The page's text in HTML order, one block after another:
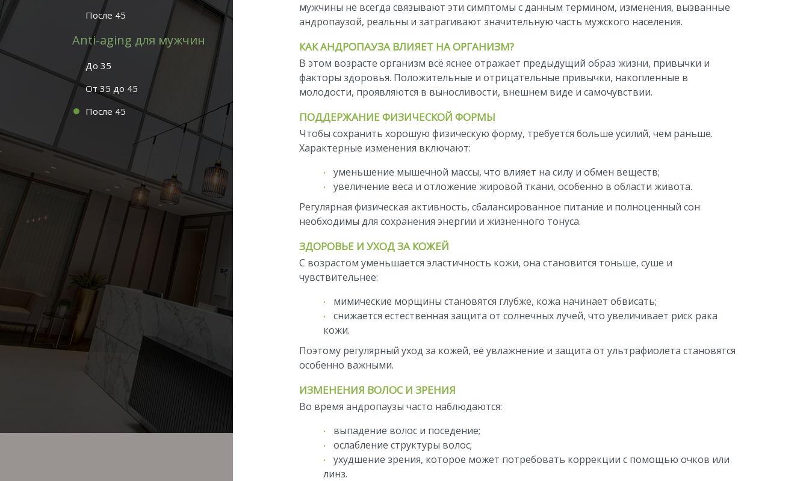
После 45
Anti-aging для мужчин
До 35
От 35 до 45
После 45
мужчины не всегда связывают эти симптомы с данным термином, изменения, вызванные
андропаузой, реальны и затрагивают значительную часть мужского населения.
КАК АНДРОПАУЗА ВЛИЯЕТ НА ОРГАНИЗМ?
В этом возрасте организм всё яснее отражает предыдущий образ жизни, привычки и
факторы здоровья. Положительные и отрицательные привычки, накопленные в
молодости, проявляются в выносливости, внешнем виде и самочувствии.
ПОДДЕРЖАНИЕ ФИЗИЧЕСКОЙ ФОРМЫ
Чтобы сохранить хорошую физическую форму, требуется больше усилий, чем раньше.
Характерные изменения включают:
уменьшение мышечной массы, что влияет на силу и обмен веществ;
увеличение веса и отложение жировой ткани, особенно в области живота.
Регулярная физическая активность, сбалансированное питание и полноценный сон
необходимы для сохранения энергии и жизненного тонуса.
ЗДОРОВЬЕ И УХОД ЗА КОЖЕЙ
С возрастом уменьшается эластичность кожи, она становится тоньше, суше и
чувствительнее:
мимические морщины становятся глубже, кожа начинает обвисать;
снижается естественная защита от солнечных лучей, что увеличивает риск рака
кожи.
Поэтому регулярный уход за кожей, её увлажнение и защита от ультрафиолета становятся
особенно важными.
ИЗМЕНЕНИЯ ВОЛОС И ЗРЕНИЯ
Во время андропаузы часто наблюдаются:
выпадение волос и поседение;
ослабление структуры волос;
ухудшение зрения, которое может потребовать коррекции с помощью очков или
линз.